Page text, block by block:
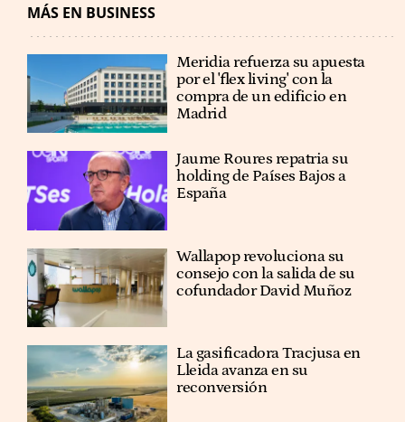
MÁS EN BUSINESS
Meridia refuerza su apuesta
por el 'flex living' con la
compra de un edificio en
Madrid
Jaume Roures repatria su
holding de Países Bajos a
España
Wallapop revoluciona su
consejo con la salida de su
cofundador David Muñoz
La gasificadora Tracjusa en
Lleida avanza en su
reconversión